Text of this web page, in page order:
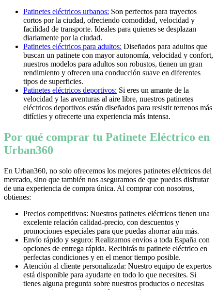
Patinetes eléctricos urbanos: Son perfectos para trayectos
cortos por la ciudad, ofreciendo comodidad, velocidad y
facilidad de transporte. Ideales para quienes se desplazan
diariamente por la ciudad.
Patinetes eléctricos para adultos: Diseñados para adultos que
buscan un patinete con mayor autonomía, velocidad y confort,
nuestros modelos para adultos son robustos, tienen un gran
rendimiento y ofrecen una conducción suave en diferentes
tipos de superficies.
Patinetes eléctricos deportivos: Si eres un amante de la
velocidad y las aventuras al aire libre, nuestros patinetes
eléctricos deportivos están diseñados para resistir terrenos más
difíciles y ofrecerte una experiencia más intensa.
Por qué comprar tu Patinete Eléctrico en
Urban360
En Urban360, no solo ofrecemos los mejores patinetes eléctricos del
mercado, sino que también nos aseguramos de que puedas disfrutar
de una experiencia de compra única. Al comprar con nosotros,
obtienes:
Precios competitivos: Nuestros patinetes eléctricos tienen una
excelente relación calidad-precio, con descuentos y
promociones especiales para que puedas ahorrar aún más.
Envío rápido y seguro: Realizamos envíos a toda España con
opciones de entrega rápida. Recibirás tu patinete eléctrico en
perfectas condiciones y en el menor tiempo posible.
Atención al cliente personalizada: Nuestro equipo de expertos
está disponible para ayudarte en todo lo que necesites. Si
tienes alguna pregunta sobre nuestros productos o necesitas